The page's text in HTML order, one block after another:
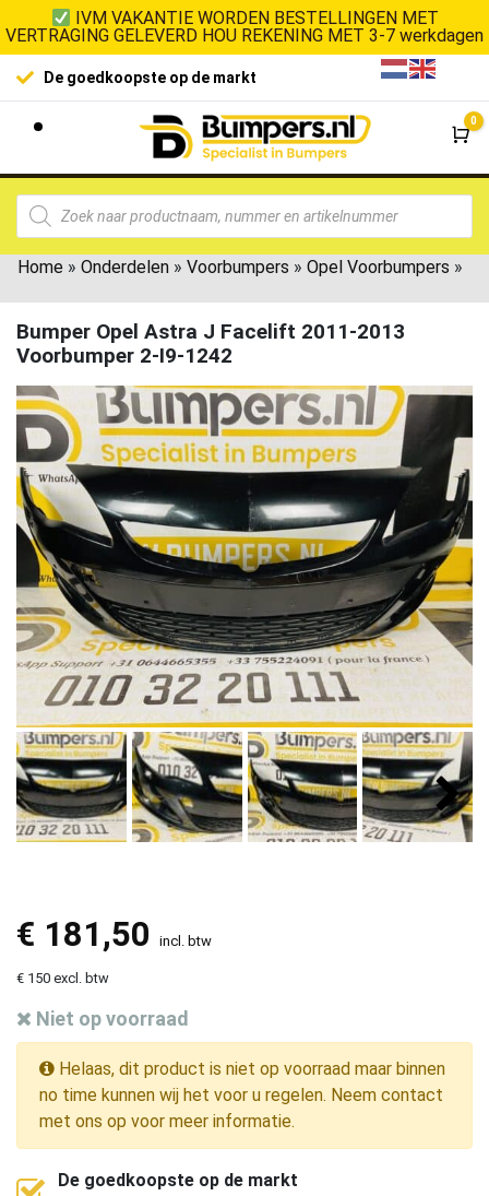
IVM VAKANTIE WORDEN BESTELLINGEN MET
VERTRAGING GELEVERD HOU REKENING MET 3-7 werkdagen
De goedkoopste op de markt
0
Home » Onderdelen » Voorbumpers » Opel Voorbumpers »
Bumper Opel Astra J Facelift 2011-2013
Voorbumper 2-I9-1242
€ 181,50 incl. btw
€ 150 excl. btw
Niet op voorraad
Helaas, dit product is niet op voorraad maar binnen
no time kunnen wij het voor u regelen. Neem contact
met ons op voor meer informatie.
De goedkoopste op de markt